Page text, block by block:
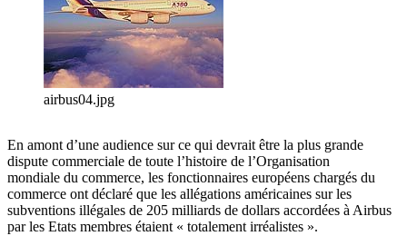
airbus04.jpg
En amont d’une audience sur ce qui devrait être la plus grande
dispute commerciale de toute l’histoire de l’Organisation
mondiale du commerce, les fonctionnaires européens chargés du
commerce ont déclaré que les allégations américaines sur les
subventions illégales de 205 milliards de dollars accordées à Airbus
par les Etats membres étaient « totalement irréalistes ».